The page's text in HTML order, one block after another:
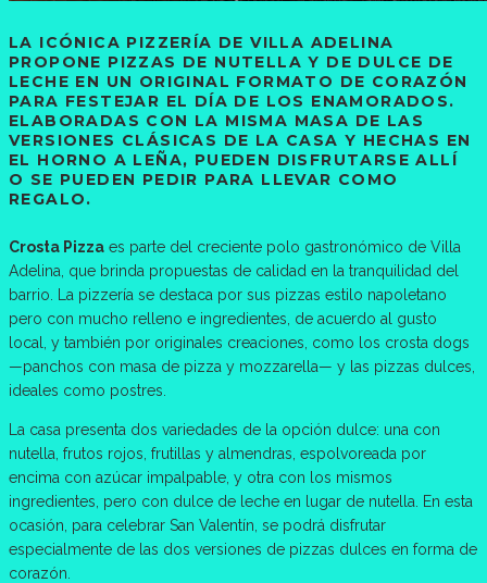
LA ICÓNICA PIZZERÍA DE VILLA ADELINA
PROPONE PIZZAS DE NUTELLA Y DE DULCE DE
LECHE EN UN ORIGINAL FORMATO DE CORAZÓN
PARA FESTEJAR EL DÍA DE LOS ENAMORADOS.
ELABORADAS CON LA MISMA MASA DE LAS
VERSIONES CLÁSICAS DE LA CASA Y HECHAS EN
EL HORNO A LEÑA, PUEDEN DISFRUTARSE ALLÍ
O SE PUEDEN PEDIR PARA LLEVAR COMO
REGALO.
Crosta Pizza es parte del creciente polo gastronómico de Villa
Adelina, que brinda propuestas de calidad en la tranquilidad del
barrio. La pizzería se destaca por sus pizzas estilo napoletano
pero con mucho relleno e ingredientes, de acuerdo al gusto
local, y también por originales creaciones, como los crosta dogs
—panchos con masa de pizza y mozzarella— y las pizzas dulces,
ideales como postres.
La casa presenta dos variedades de la opción dulce: una con
nutella, frutos rojos, frutillas y almendras, espolvoreada por
encima con azúcar impalpable, y otra con los mismos
ingredientes, pero con dulce de leche en lugar de nutella. En esta
ocasión, para celebrar San Valentín, se podrá disfrutar
especialmente de las dos versiones de pizzas dulces en forma de
corazón.